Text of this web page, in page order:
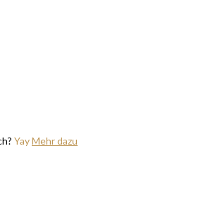
YayMehr dazu